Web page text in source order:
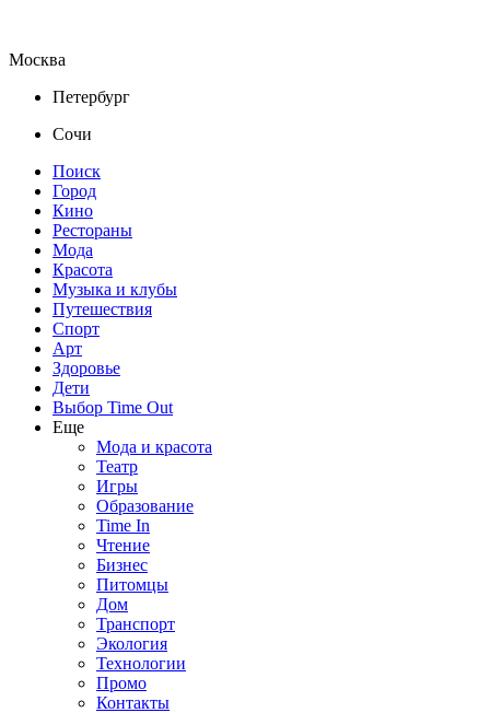
Москва
Петербург
Сочи
Поиск
Город
Кино
Рестораны
Мода
Красота
Музыка и клубы
Путешествия
Спорт
Арт
Здоровье
Дети
Выбор Time Out
Еще
Мода и красота
Театр
Игры
Образование
Time In
Чтение
Бизнес
Питомцы
Дом
Транспорт
Экология
Технологии
Промо
Контакты